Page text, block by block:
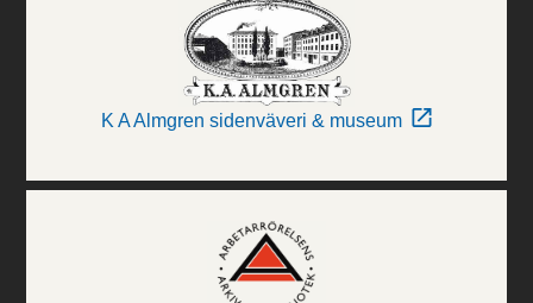
K A Almgren sidenväveri & museum